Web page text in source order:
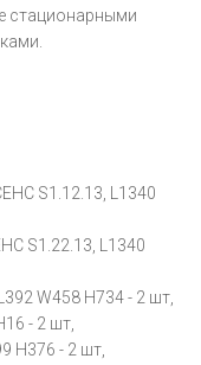
стационарными
S1.12.13, L1340
S1.22.13, L1340
W458 H734 - 2 шт,
- 2 шт,
H376 - 2 шт,